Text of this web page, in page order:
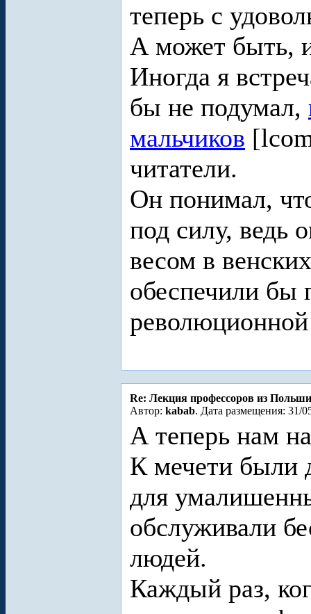
теперь с
А может быть,
Иногда я
бы не подумал,
мальчиков
читатели.
Он понимал,
под силу, ведь
весом в
обеспечили бы
Re: Лекция профессоров из Польши
Автор: kabab. Дата размещения: 31/
А теперь нам
К мечети были
для
обслуживали
людей.
Каждый раз,